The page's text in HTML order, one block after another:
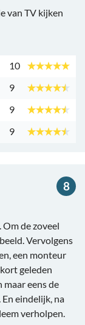
van TV kijken
10
9
9
9
8
de zoveel
Vervolgens
een monteur
geleden
maar eens de
eindelijk, na
verholpen.